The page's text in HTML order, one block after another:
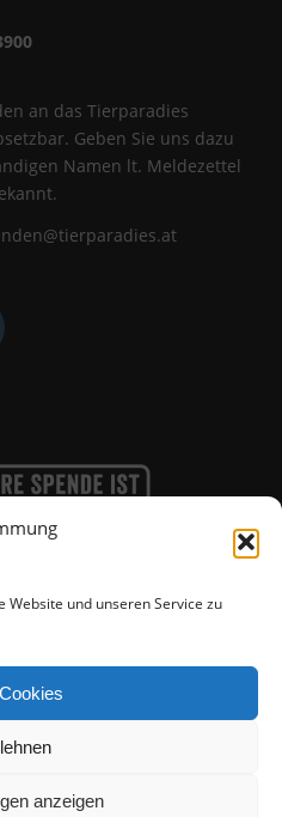
Website und unseren Service zu
anzeigen
an das Tierparadies
Geben Sie uns dazu
Namen lt. Meldezettel